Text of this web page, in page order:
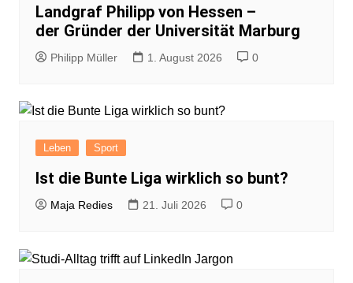
Landgraf Philipp von Hessen –
der Gründer der Universität Marburg
Philipp Müller 1. August 2026 0
Leben Sport
Ist die Bunte Liga wirklich so bunt?
Maja Redies 21. Juli 2026 0